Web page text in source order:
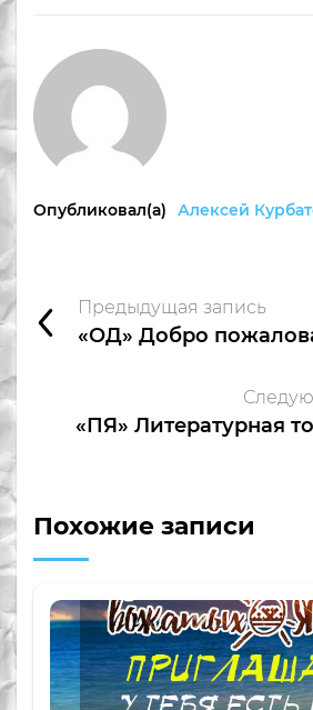
Опубликовал(а) Алексей
Предыдущая запись
«ОД» Добро
«ПЯ» Литературная
Похожие записи